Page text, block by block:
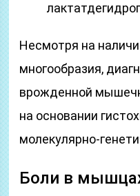
Несмотря на
многообразия,
врожденной
на основании
молекулярно-
Боли в